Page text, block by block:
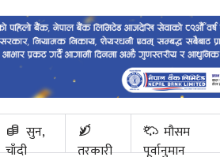
सुन,
चाँदी
तरकारी
मौसम
पूर्वानुमान